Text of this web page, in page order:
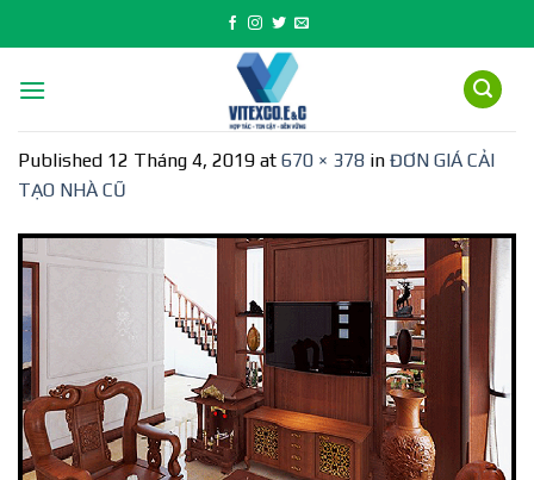
to
Published 12 Tháng 4, 2019 at 670 × 378 in ĐƠN GIÁ CẢI
TẠO NHÀ CŨ